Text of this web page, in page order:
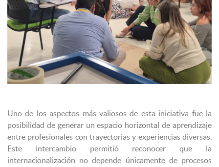
Uno de los aspectos más valiosos de esta iniciativa fue la
posibilidad de generar un espacio horizontal de aprendizaje
entre profesionales con trayectorias y experiencias diversas.
Este intercambio permitió reconocer que la
internacionalización no depende únicamente de procesos